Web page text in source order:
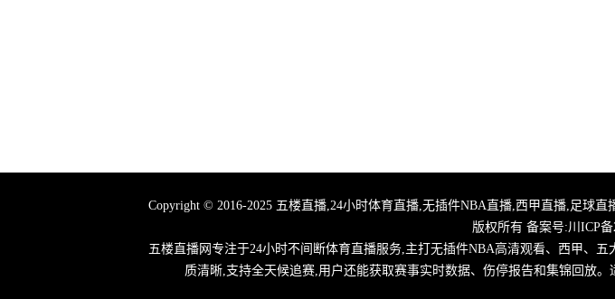
Copyright © 2016-2025 五楼直播,24小时体育直播,无插件NBA直播,西甲直播,足球
版权所有 备案号:川ICP备
五楼直播网专注于24小时不间断体育直播服务,主打无插件NBA高清观看、西甲、
质清晰,支持全天候追赛,用户还能获取赛事实时数据、伤停报告和集锦回放